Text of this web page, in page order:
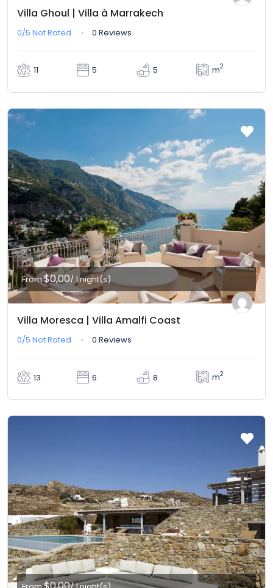
Villa Ghoul | Villa à Marrakech
0/5 Not Rated 0 Reviews
11 5 5 m2
From$0,00/ 1 night(s)
Villa Moresca | Villa Amalfi Coast
0/5 Not Rated 0 Reviews
13 6 8 m2